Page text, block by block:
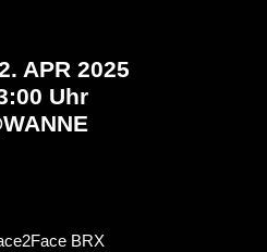
APR 2025
Uhr
WANNE
BRX